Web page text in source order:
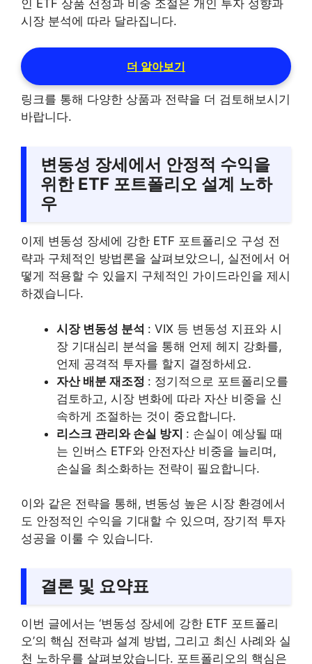
인 ETF 상품 선정과 비중 조절은 개인 투자 성향과
시장 분석에 따라 달라집니다.
더 알아보기
링크를 통해 다양한 상품과 전략을 더 검토해보시기
바랍니다.
변동성 장세에서 안정적 수익을
위한 ETF 포트폴리오 설계 노하
우
이제 변동성 장세에 강한 ETF 포트폴리오 구성 전
략과 구체적인 방법론을 살펴보았으니, 실전에서 어
떻게 적용할 수 있을지 구체적인 가이드라인을 제시
하겠습니다.
시장 변동성 분석 : VIX 등 변동성 지표와 시
장 기대심리 분석을 통해 언제 헤지 강화를,
언제 공격적 투자를 할지 결정하세요.
자산 배분 재조정 : 정기적으로 포트폴리오를
검토하고, 시장 변화에 따라 자산 비중을 신
속하게 조절하는 것이 중요합니다.
리스크 관리와 손실 방지 : 손실이 예상될 때
는 인버스 ETF와 안전자산 비중을 늘리며,
손실을 최소화하는 전략이 필요합니다.
이와 같은 전략을 통해, 변동성 높은 시장 환경에서
도 안정적인 수익을 기대할 수 있으며, 장기적 투자
성공을 이룰 수 있습니다.
결론 및 요약표
이번 글에서는 ‘변동성 장세에 강한 ETF 포트폴리
오’의 핵심 전략과 설계 방법, 그리고 최신 사례와 실
천 노하우를 살펴보았습니다. 포트폴리오의 핵심은